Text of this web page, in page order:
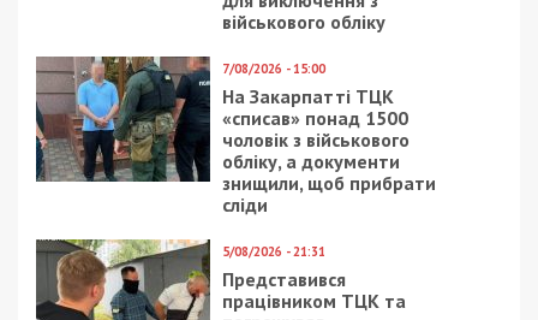
27/01/2021 - 11:05
В Днепре на Парусе
начали строительство
торгово-бытового
комплекса: фото
4/08/2025 - 21:00
На Рівненщині
побили та примусово
мобілізували чоловіка